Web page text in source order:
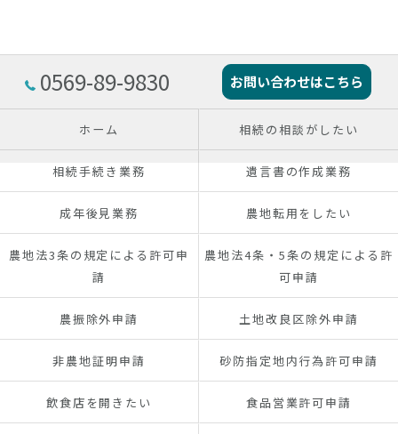
0569-89-9830 お問い合わせはこちら
ホーム 相続の相談がしたい
相続手続き業務 遺言書の作成業務
成年後見業務 農地転用をしたい
農地法3条の規定による許可申
請
農地法4条・5条の規定による許
可申請
農振除外申請 土地改良区除外申請
非農地証明申請 砂防指定地内行為許可申請
飲食店を開きたい 食品営業許可申請